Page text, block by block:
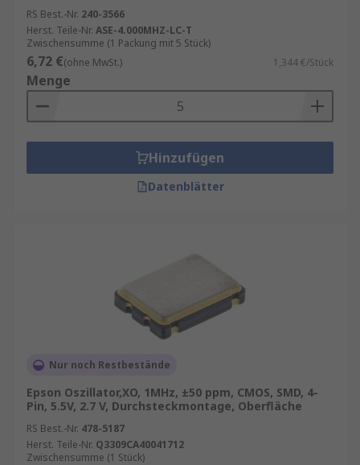
RS Best.-Nr. 240-3566
Herst. Teile-Nr. ASE-4.000MHZ-LC-T
Zwischensumme (1 Packung mit 5 Stück)
6,72 €(ohne MwSt.) 1,344 €/Stück
Menge
Hinzufügen
Datenblätter
Nur noch Restbestände
Epson Oszillator,XO, 1MHz, ±50 ppm, CMOS, SMD, 4-
Pin, 5.5V, 2.7 V, Durchsteckmontage, Oberfläche
RS Best.-Nr. 478-5187
Herst. Teile-Nr. Q3309CA40041712
Zwischensumme (1 Stück)